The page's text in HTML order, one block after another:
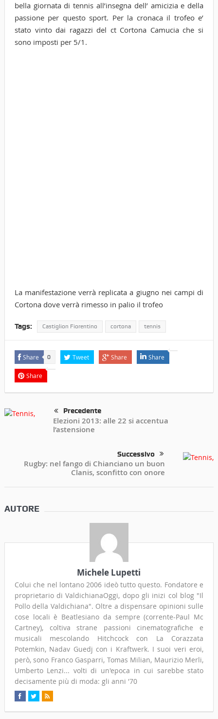
bella giornata di tennis all’insegna dell’ amicizia e della
passione per questo sport. Per la cronaca il trofeo e’
stato vinto dai ragazzi del ct Cortona Camucia che si
sono imposti per 5/1.
La manifestazione verrà replicata a giugno nei campi di
Cortona dove verrà rimesso in palio il trofeo
Tags: Castiglion Fiorentino cortona tennis
Share 0 Tweet Share Share
Share
Precedente
Elezioni 2013: alle 22 si accentua
l’astensione
Successivo
Rugby: nel fango di Chianciano un buon
Clanis, sconfitto con onore
AUTORE
Michele Lupetti
Colui che nel lontano 2006 ideò tutto questo. Fondatore e
proprietario di ValdichianaOggi, dopo gli inizi col blog "Il
Pollo della Valdichiana". Oltre a dispensare opinioni sulle
cose locali è Beatlesiano da sempre (corrente-Paul Mc
Cartney), coltiva strane passioni cinematografiche e
musicali mescolando Hitchcock con La Corazzata
Potemkin, Nadav Guedj con i Kraftwerk. I suoi veri eroi,
però, sono Franco Gasparri, Tomas Milian, Maurizio Merli,
Umberto Lenzi... volti di un'epoca in cui sarebbe stato
decisamente più di moda: gli anni '70